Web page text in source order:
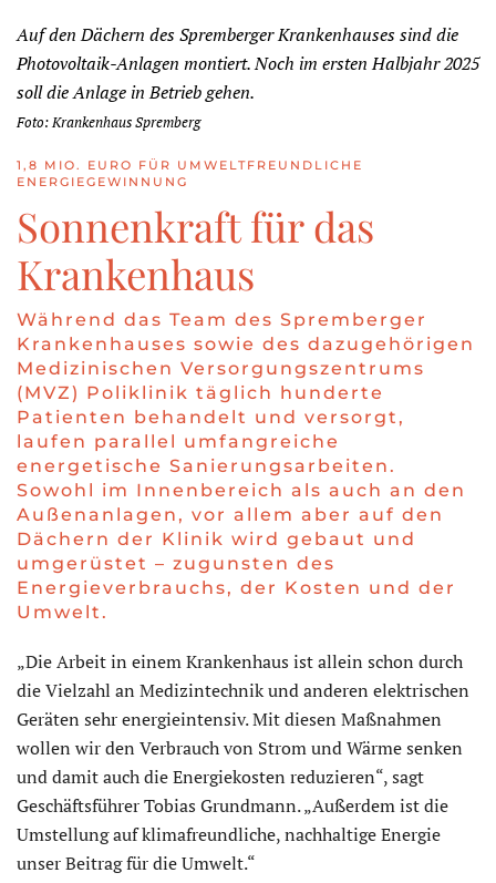
Auf den Dächern des Spremberger Krankenhauses sind die
Photovoltaik-Anlagen montiert. Noch im ersten Halbjahr 2025
soll die Anlage in Betrieb gehen.
Foto: Krankenhaus Spremberg
1,8 MIO. EURO FÜR UMWELTFREUNDLICHE
ENERGIEGEWINNUNG
Sonnenkraft für das
Krankenhaus
Während das Team des Spremberger
Krankenhauses sowie des dazugehörigen
Medizinischen Versorgungszentrums
(MVZ) Poliklinik täglich hunderte
Patienten behandelt und versorgt,
laufen parallel umfangreiche
energetische Sanierungsarbeiten.
Sowohl im Innenbereich als auch an den
Außenanlagen, vor allem aber auf den
Dächern der Klinik wird gebaut und
umgerüstet – zugunsten des
Energieverbrauchs, der Kosten und der
Umwelt.
„Die Arbeit in einem Krankenhaus ist allein schon durch
die Vielzahl an Medizintechnik und anderen elektrischen
Geräten sehr energieintensiv. Mit diesen Maßnahmen
wollen wir den Verbrauch von Strom und Wärme senken
und damit auch die Energiekosten reduzieren“, sagt
Geschäftsführer Tobias Grundmann. „Außerdem ist die
Umstellung auf klimafreundliche, nachhaltige Energie
unser Beitrag für die Umwelt.“